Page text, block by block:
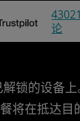
论
解锁的设备
将在抵达目